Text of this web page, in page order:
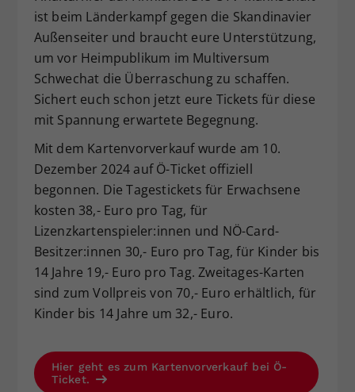
ist beim Länderkampf gegen die Skandinavier
Außenseiter und braucht eure Unterstützung,
um vor Heimpublikum im Multiversum
Schwechat die Überraschung zu schaffen.
Sichert euch schon jetzt eure Tickets für diese
mit Spannung erwartete Begegnung.
Mit dem Kartenvorverkauf wurde am 10.
Dezember 2024 auf Ö-Ticket offiziell
begonnen. Die Tagestickets für Erwachsene
kosten 38,- Euro pro Tag, für
Lizenzkartenspieler:innen und NÖ-Card-
Besitzer:innen 30,- Euro pro Tag, für Kinder bis
14 Jahre 19,- Euro pro Tag. Zweitages-Karten
sind zum Vollpreis von 70,- Euro erhältlich, für
Kinder bis 14 Jahre um 32,- Euro.
Hier geht es zum Kartenvorverkauf bei Ö-
Ticket.
Zweck
Dieser Wert speichert Ihre Consent-
Einstellungen. Unter anderem eine
zufällig generierte ID, für die
historische Speicherung Ihrer
vorgenommen Einstellungen, falls der
Webseiten-Betreiber dies eingestellt
hat.